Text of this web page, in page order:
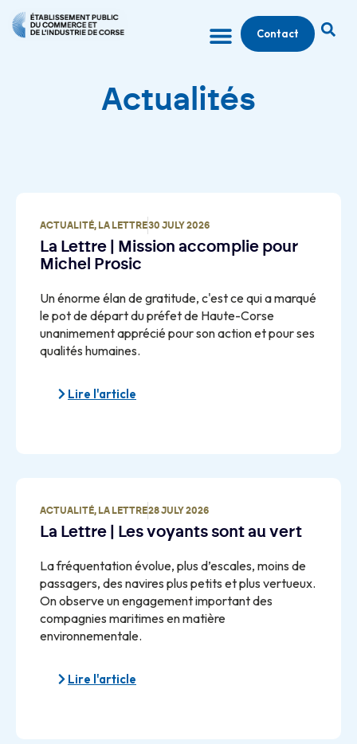
Contact
Actualités
ACTUALITÉ, LA LETTRE30 JULY 2026
La Lettre | Mission accomplie pour
Michel Prosic
Un énorme élan de gratitude, c'est ce qui a marqué
le pot de départ du préfet de Haute-Corse
unanimement apprécié pour son action et pour ses
qualités humaines.
Lire l'article
ACTUALITÉ, LA LETTRE28 JULY 2026
La Lettre | Les voyants sont au vert
La fréquentation évolue, plus d’escales, moins de
passagers, des navires plus petits et plus vertueux.
On observe un engagement important des
compagnies maritimes en matière
environnementale.
Lire l'article